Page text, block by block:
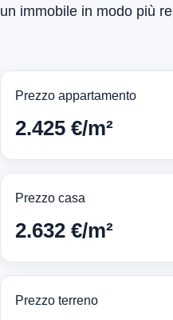
un immobile in modo più
Prezzo appartamento
2.425 €/m²
Prezzo casa
2.632 €/m²
Prezzo terreno